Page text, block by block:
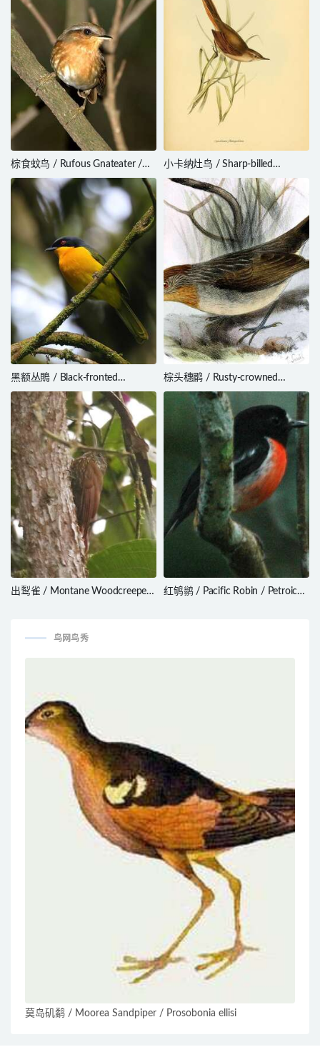
棕食蚊鸟 / Rufous Gnateater /
Conopophaga lineata
小卡纳灶鸟 / Sharp-billed
Canastero / Asthenes pyrrholeuca
黑额丛鵙 / Black-fronted
Bushshrike / Chlorophoneus
nigrifrons
棕头穗鹛 / Rusty-crowned
Babbler / Sterrhoptilus capitalis
出䴕雀 / Montane Woodcreeper
红鸲鹟 / Pacific Robin / Petroica
鸟网鸟秀
莫岛矶鹬 / Moorea Sandpiper / Prosobonia ellisi